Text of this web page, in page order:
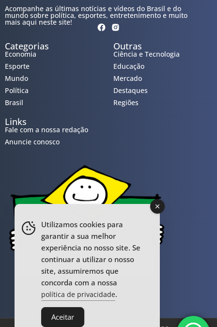
Acompanhe as últimas notícias e vídeos do Brasil e do
mundo sobre política, esportes, entretenimento e muito
mais aqui neste site!
Categorias
Economia
Esporte
Mundo
Política
Brasil
Outras
Ciência e Tecnologia
Educação
Mercado
Destaques
Regiões
Links
Fale com a nossa redação
Anuncie conosco
Utilizamos cookies para
garantir a sua melhor
experiência no nosso site. Se
continuar a utilizar o nosso
site, assumiremos que
concorda com a nossa
política de privacidade.
Aceitar